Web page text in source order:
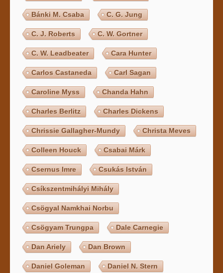
Bánki M. Csaba C. G. Jung
C. J. Roberts C. W. Gortner
C. W. Leadbeater Cara Hunter
Carlos Castaneda Carl Sagan
Caroline Myss Chanda Hahn
Charles Berlitz Charles Dickens
Chrissie Gallagher-Mundy Christa Meves
Colleen Houck Csabai Márk
Csernus Imre Csukás István
Csíkszentmihályi Mihály
Csögyal Namkhai Norbu
Csögyam Trungpa Dale Carnegie
Dan Ariely Dan Brown
Daniel Goleman Daniel N. Stern